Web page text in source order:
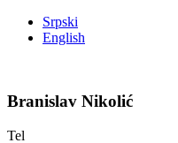
Srpski
English
Branislav Nikolić
Tel